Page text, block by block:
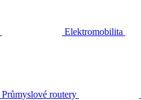
Elektromobilita
Průmyslové routery